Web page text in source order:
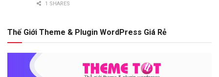
1 SHARES
Thế Giới Theme & Plugin WordPress Giá Rẻ